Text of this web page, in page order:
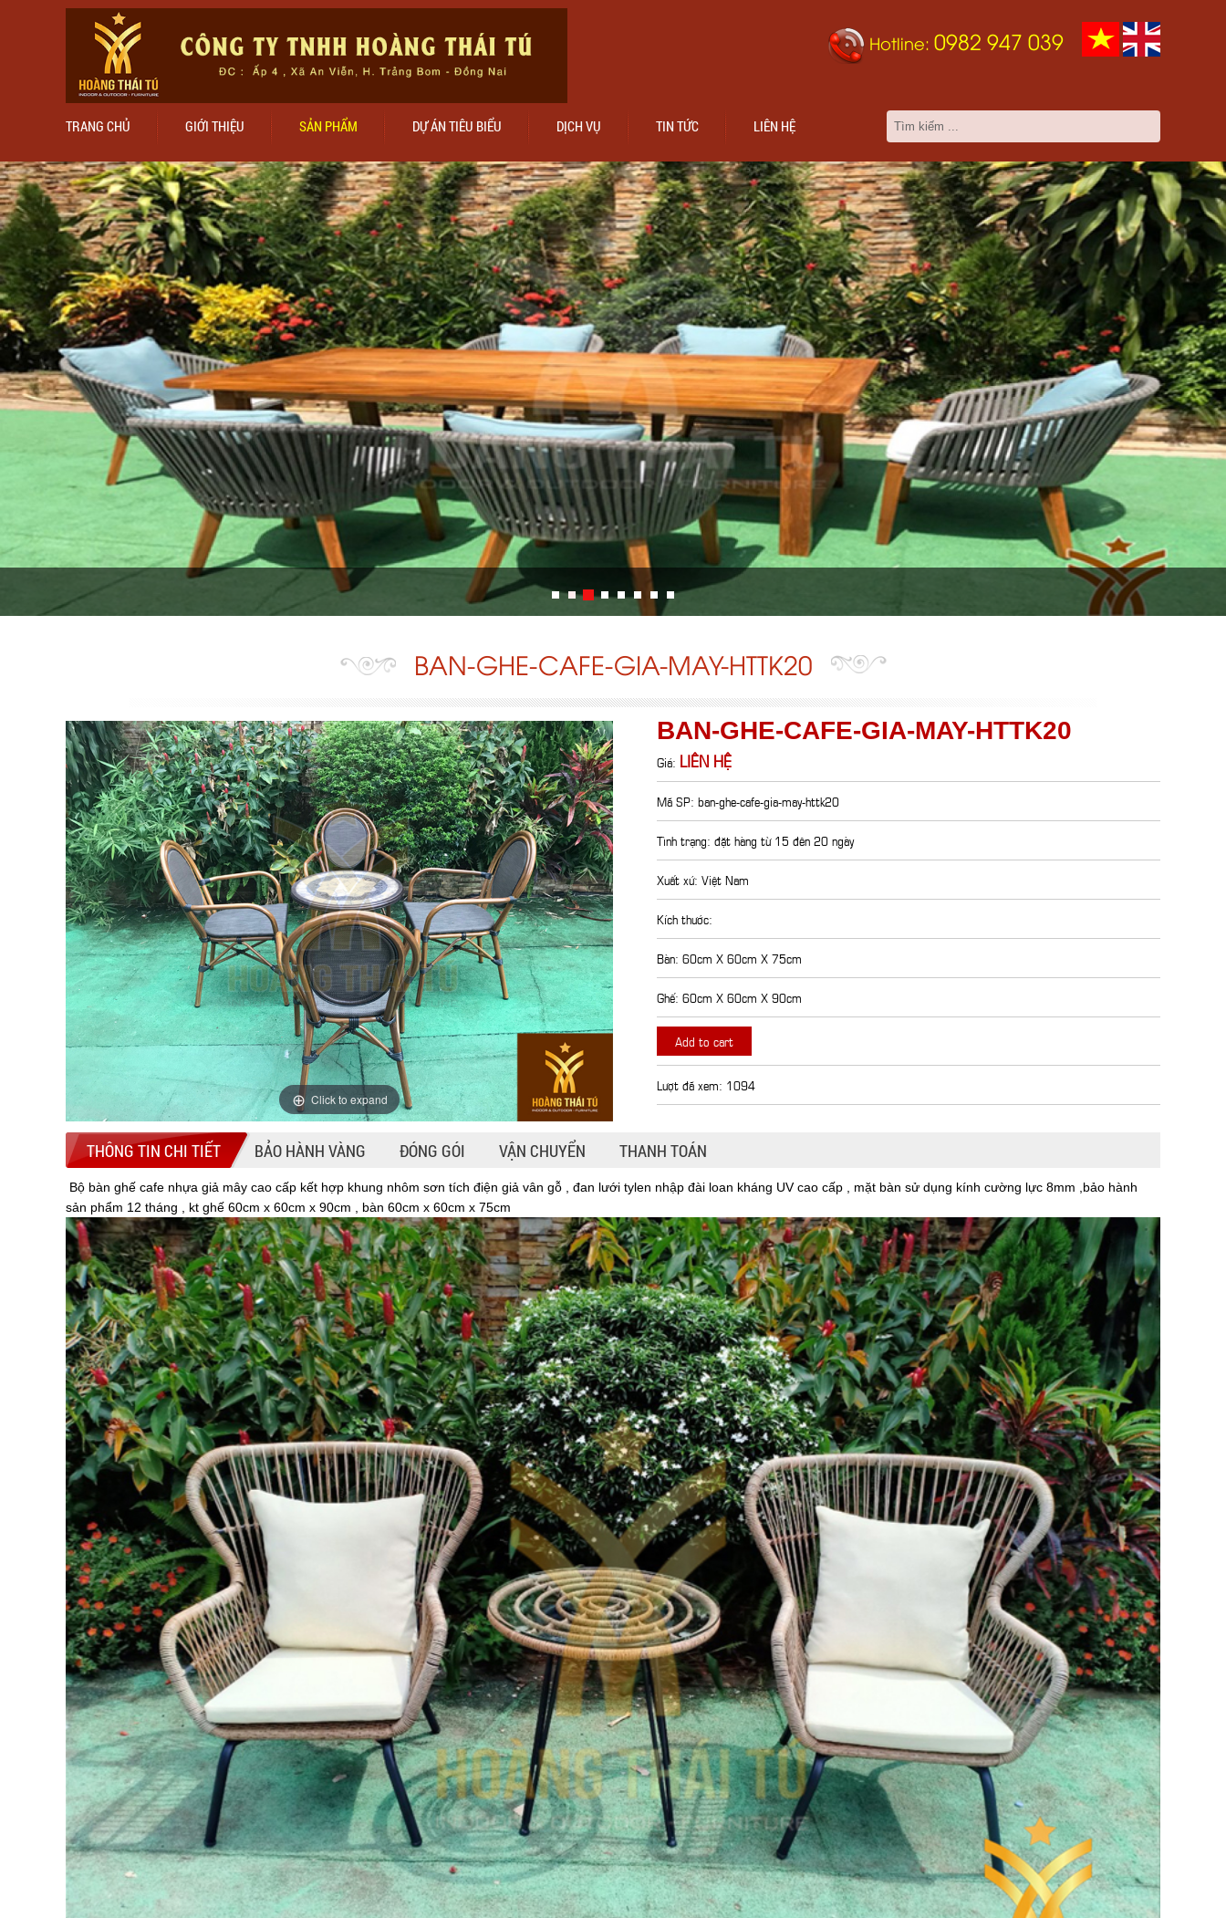
Hotline: 0982 947 039
TRANG CHỦ GIỚI THIỆU SẢN PHẨM DỰ ÁN TIÊU BIỂU DỊCH VỤ TIN TỨC LIÊN HỆ
BAN-GHE-CAFE-GIA-MAY-HTTK20
Click to expand
BAN-GHE-CAFE-GIA-MAY-HTTK20
Giá: LIÊN HỆ
Mã SP: ban-ghe-cafe-gia-may-httk20
Tình trạng: đặt hàng từ 15 đên 20 ngày
Xuất xứ: Việt Nam
Kích thước:
Bàn: 60cm X 60cm X 75cm
Ghế: 60cm X 60cm X 90cm
Add to cart
Lượt đã xem: 1094
THÔNG TIN CHI TIẾT BẢO HÀNH VÀNG ĐÓNG GÓI VẬN CHUYỂN THANH TOÁN
Bộ bàn ghế cafe nhựa giả mây cao cấp kết hợp khung nhôm sơn tích điện giả vân gỗ , đan lưới tylen nhập đài loan kháng UV cao cấp , mặt bàn sử dụng kính cường lực 8mm ,bảo hành
sản phẩm 12 tháng , kt ghế 60cm x 60cm x 90cm , bàn 60cm x 60cm x 75cm